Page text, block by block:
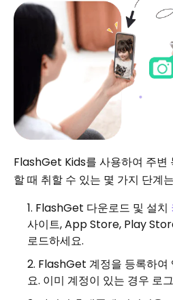
FlashGet Kids를 사용하여 주변
할 때 취할 수 있는 몇 가지 단계
FlashGet 다운로드 및 설치
사이트, App Store, Play
로드하세요.
FlashGet 계정을 등록하여
요. 이미 계정이 있는 경우 로